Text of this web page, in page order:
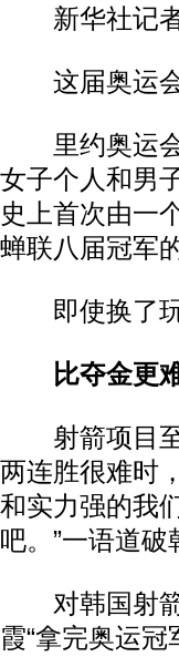
新华社记者
这届奥运会
里约奥运会
女子个人和男
史上首次由一
蝉联八届冠军
即使换了玩
比夺金更
射箭项目至
两连胜很难时
和实力强的我
吧。”一语道破
对韩国射箭
霞“拿完奥运